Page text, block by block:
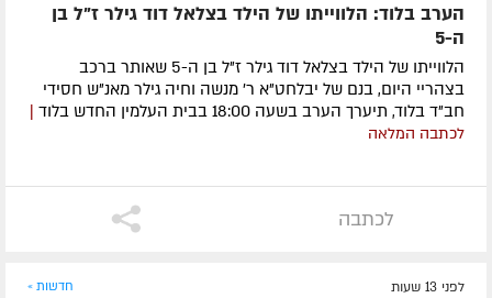
הערב בלוד: הלווייתו של הילד בצלאל דוד גילר ז"ל בן
ה-5
הלווייתו של הילד בצלאל דוד גילר ז"ל בן ה-5 שאותר ברכב
בצהריי היום, בנם של יבלחט"א ר' מנשה וחיה גילר מאנ"ש חסידי
חב"ד בלוד, תיערך הערב בשעה 18:00 בבית העלמין החדש בלוד
לכתבה המלאה
לכתבה
לפני 13 שעות חדשות »